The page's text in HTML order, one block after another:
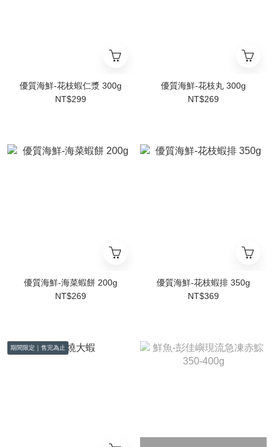
優質海鮮-花枝蝦仁漿 300g
NT$299
優質海鮮-花枝丸 300g
NT$269
優質海鮮-海菜蝦餅 200g
NT$269
優質海鮮-花枝蝦排 350g
NT$369
期間限定｜售完為止